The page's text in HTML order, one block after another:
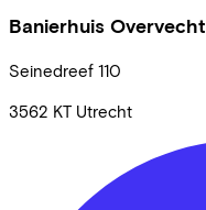
Banierhuis Overvecht
Seinedreef 110
3562 KT Utrecht